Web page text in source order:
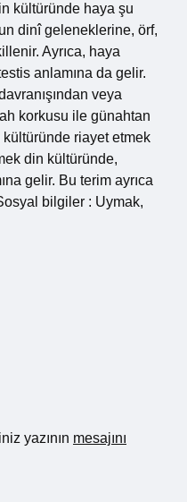
kültüründe haya şu
dinî geleneklerine, örf,
Ayrıca, haya
anlamına da gelir.
veya
korkusu ile günahtan
kültüründe riayet etmek
din kültüründe,
gelir. Bu terim ayrıca
bilgiler : Uymak,
yazının mesajını